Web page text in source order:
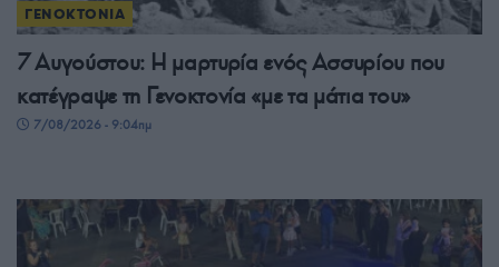
ΓΕΝΟΚΤΟΝΙΑ
7 Αυγούστου: Η μαρτυρία ενός Ασσυρίου που
κατέγραψε τη Γενοκτονία «με τα μάτια του»
7/08/2026 - 9:04πμ